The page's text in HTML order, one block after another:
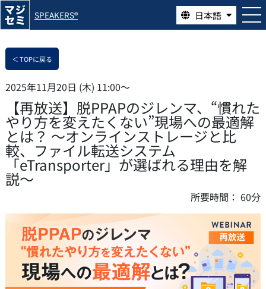
SPEAKERS® 日本語
＜ TOPに戻る
2025年11月20日 (木) 11:00〜
【再放送】脱PPAPのジレンマ、“慣れた
やり方を変えたくない”現場への最適解
とは？ ～オンラインストレージと比
較、ファイル転送システム
「eTransporter」が選ばれる理由を解
説～
所要時間： 60分